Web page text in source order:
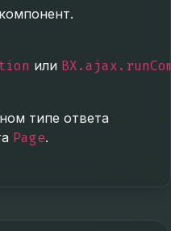
или
типе ответа
Page.